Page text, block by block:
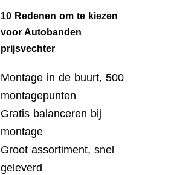
10 Redenen om te kiezen
voor Autobanden
prijsvechter
Montage in de buurt, 500
montagepunten
Gratis balanceren bij
montage
Groot assortiment, snel
geleverd